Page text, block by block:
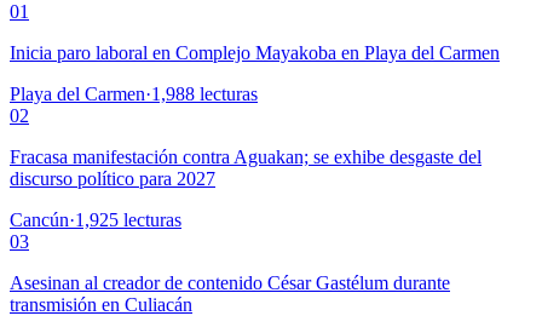
01
Inicia paro laboral en Complejo Mayakoba en Playa del Carmen
Playa del Carmen·1,988 lecturas
02
Fracasa manifestación contra Aguakan; se exhibe desgaste del
discurso político para 2027
Cancún·1,925 lecturas
03
Asesinan al creador de contenido César Gastélum durante
transmisión en Culiacán